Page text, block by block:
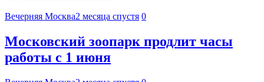
Вечерняя Москва2 месяца спустя 0
Московский зоопарк продлит часы
работы с 1 июня